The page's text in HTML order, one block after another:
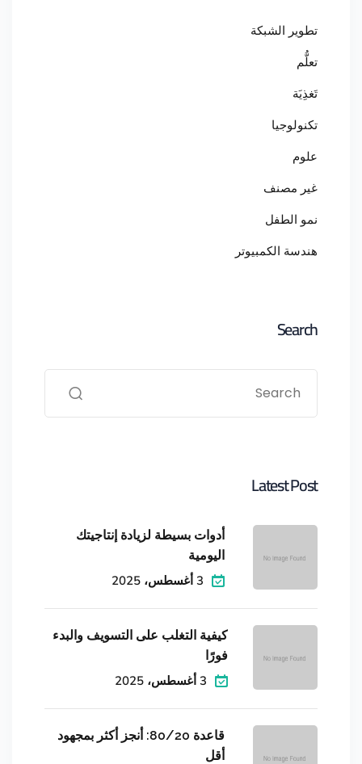
تطوير الشبكة
تعلُّم
تَغذِيَة
تكنولوجيا
علوم
غير مصنف
نمو الطفل
هندسة الكمبيوتر
Search
Latest Post
أدوات بسيطة لزيادة إنتاجيتك
اليومية
3 أغسطس، 2025
كيفية التغلب على التسويف والبدء
فورًا
3 أغسطس، 2025
قاعدة 80/20: أنجز أكثر بمجهود
أقل